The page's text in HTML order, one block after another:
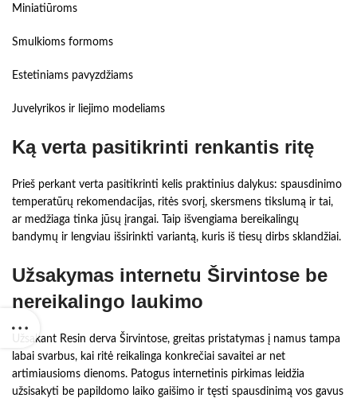
Miniatiūroms
Smulkioms formoms
Estetiniams pavyzdžiams
Juvelyrikos ir liejimo modeliams
Ką verta pasitikrinti renkantis ritę
Prieš perkant verta pasitikrinti kelis praktinius dalykus: spausdinimo
temperatūrų rekomendacijas, ritės svorį, skersmens tikslumą ir tai,
ar medžiaga tinka jūsų įrangai. Taip išvengiama bereikalingų
bandymų ir lengviau išsirinkti variantą, kuris iš tiesų dirbs sklandžiai.
Užsakymas internetu Širvintose be
nereikalingo laukimo
Užsakant Resin derva Širvintose, greitas pristatymas į namus tampa
labai svarbus, kai ritė reikalinga konkrečiai savaitei ar net
artimiausioms dienoms. Patogus internetinis pirkimas leidžia
užsisakyti be papildomo laiko gaišimo ir tęsti spausdinimą vos gavus